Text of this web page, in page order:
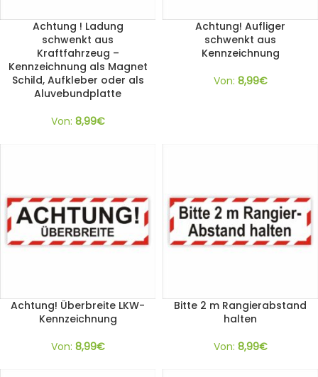
Achtung ! Ladung
schwenkt aus
Kraftfahrzeug –
Kennzeichnung als Magnet
Schild, Aufkleber oder als
Aluvebundplatte
Von: 8,99€
Achtung! Aufliger
schwenkt aus
Kennzeichnung
Von: 8,99€
Achtung! Überbreite LKW-
Kennzeichnung
Von: 8,99€
Bitte 2 m Rangierabstand
halten
Von: 8,99€